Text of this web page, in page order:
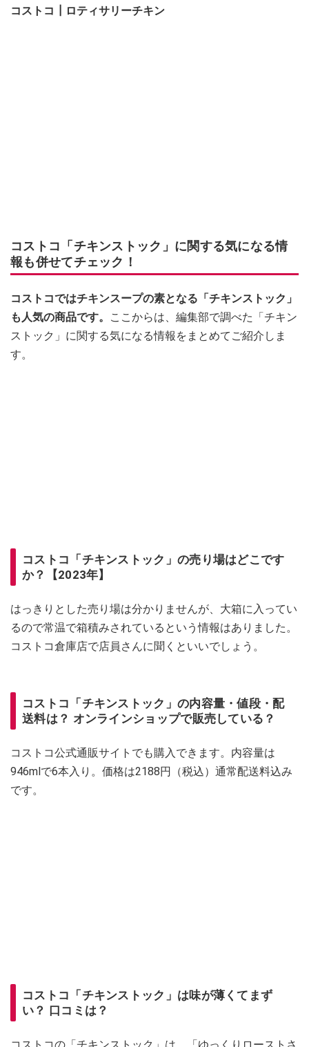
コストコ┃ロティサリーチキン
コストコ「チキンストック」に関する気になる情
報も併せてチェック！
コストコではチキンスープの素となる「チキンストック」
も人気の商品です。
ここからは、編集部で調べた「チキン
ストック」に関する気になる情報をまとめてご紹介しま
す。
コストコ「チキンストック」の売り場はどこです
か？【2023年】
はっきりとした売り場は分かりませんが、大箱に入ってい
るので常温で箱積みされているという情報はありました。
コストコ倉庫店で店員さんに聞くといいでしょう。
コストコ「チキンストック」の内容量・値段・配
送料は？ オンラインショップで販売している？
コストコ公式通販サイトでも購入できます。内容量は
946mlで6本入り。価格は2188円（税込）通常配送料込み
です。
コストコ「チキンストック」は味が薄くてまず
い？ 口コミは？